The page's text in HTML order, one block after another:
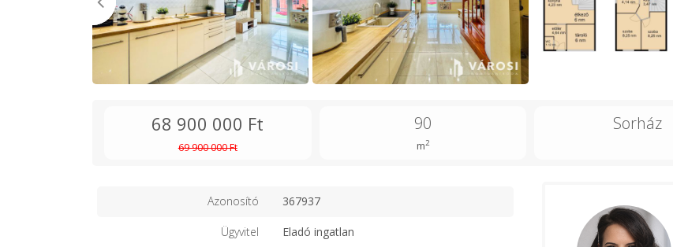
68 900 000 Ft
69 900 000 Ft
90
m2
Sorház
Azonosító 367937
Ügyvitel Eladó ingatlan